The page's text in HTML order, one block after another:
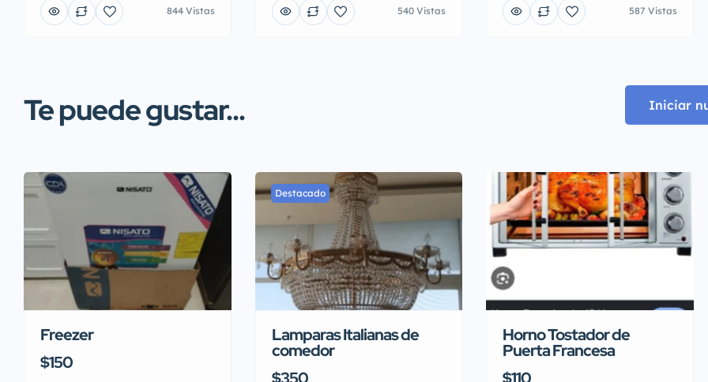
844 Vistas 540 Vistas 587 Vistas
Te puede gustar... Iniciar
Freezer
$150
Destacado
Lamparas Italianas de
comedor
Horno Tostador de
Puerta Francesa